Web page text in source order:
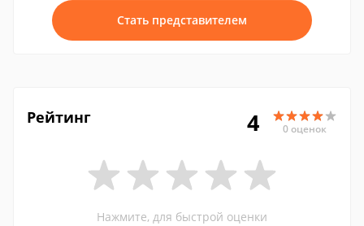
Стать представителем
Рейтинг 4 0 оценок
Нажмите, для быстрой оценки